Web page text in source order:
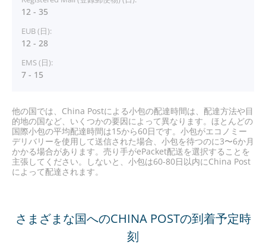
12 - 35
12 - 28
7 - 15
他の国では、China Postによる小包の配達時間は、配達方法や目
的地の国など、いくつかの要因によって異なります。ほとんどの
国際小包の平均配達時間は15から60日です。小包がエコノミー
デリバリーを使用して送信された場合、小包を待つのに3〜6か月
かかる場合があります。売り手がePacket配送を選択することを
主張してください。しないと、小包は60-80日以内にChina Post
によって配達されます。
さまざまな国へのCHINA POSTの到着予定時
刻